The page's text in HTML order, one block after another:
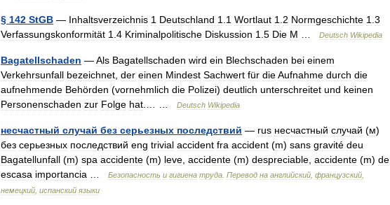
§ 142 StGB — Inhaltsverzeichnis 1 Deutschland 1 1 Wortlaut 1 2 Normgeschichte 1 3
Verfassungskonformität 1 4 Kriminalpolitische Diskussion 1 5 Die M Deutsch Wikipedia
Bagatellschaden —Als Bagatellschaden wird ein Blechschaden bei einem
Verkehrsunfall bezeichnet der einen Mindest Sachwert für dieAufnahme durch die
aufnehmende Behörden (vornehmlich die Polizei) deutlich unterschreitet und keinen
Personenschaden zur Folge hat Deutsch Wikipedia
несчастный случай без серьезных последствий — rus несчастный случай (м)
без серьезных последствий eng trivial accident fra accident (m) sans gravité deu
Bagatellunfall (m) spa accidente (m) leve accidente (m) despreciable accidente (m) de
escasa importancia Безопасность и гигиена труда Перевод на английский французский
немецкий испанский языки